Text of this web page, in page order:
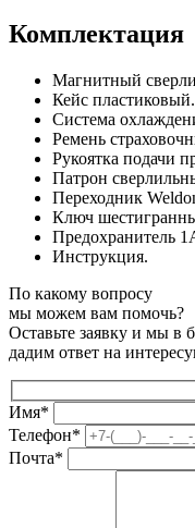
Комплектация
Магнитный
Кейс пластиковый.
Система
Ремень
Рукоятка подачи
Патрон
Переходник
Ключ
Предохранитель
Инструкция.
По какому вопросу
мы можем вам помочь?
Оставьте заявку и мы в
дадим ответ на
Имя*
Телефон*
Почта*